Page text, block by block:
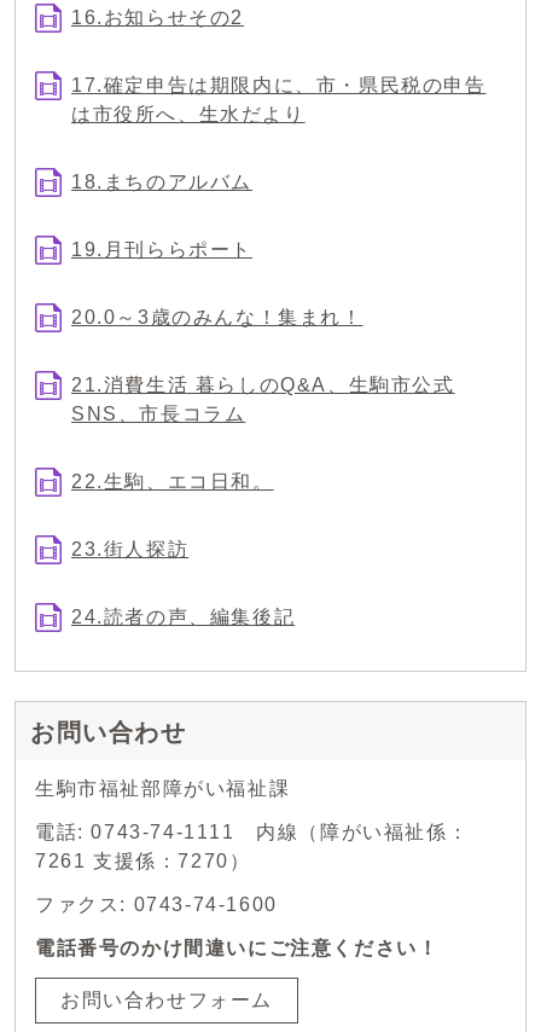
16.お知らせその2
17.確定申告は期限内に、市・県民税の申告
は市役所へ、生水だより
18.まちのアルバム
19.月刊ららポート
20.0～3歳のみんな！集まれ！
21.消費生活 暮らしのQ&A、生駒市公式
SNS、市長コラム
22.生駒、エコ日和。
23.街人探訪
24.読者の声、編集後記
お問い合わせ
生駒市福祉部障がい福祉課
電話: 0743-74-1111 内線（障がい福祉係：
7261 支援係：7270）
ファクス: 0743-74-1600
電話番号のかけ間違いにご注意ください！
お問い合わせフォーム